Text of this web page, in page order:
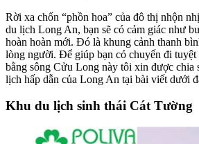
Rời xa chốn “phồn hoa” của đô thị nhộn
du lịch Long An, bạn sẽ có cảm giác như
hoàn hoàn mới. Đó là khung cảnh thanh
lòng người. Để giúp bạn có chuyến đi tuyệt
bằng sông Cửu Long này tôi xin được chia
lịch hấp dẫn của Long An tại bài viết dưới
Khu du lịch sinh thái Cát Tường